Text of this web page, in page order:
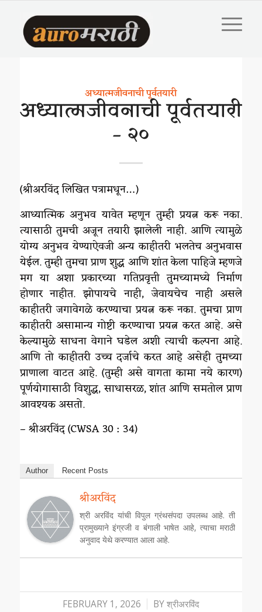
अध्यात्मजीवनाची पूर्वतयारी
अध्यात्मजीवनाची पूर्वतयारी
– २०
(श्रीअरविंद लिखित पत्रामधून…)
आध्यात्मिक अनुभव यावेत म्हणून तुम्ही प्रयत्न करू नका.
त्यासाठी तुमची अजून तयारी झालेली नाही. आणि त्यामुळे
योग्य अनुभव येण्याऐवजी अन्य काहीतरी भलतेच अनुभवास
येईल. तुम्ही तुमचा प्राण शुद्ध आणि शांत केला पाहिजे म्हणजे
मग या अशा प्रकारच्या गतिप्रवृत्ती तुमच्यामध्ये निर्माण
होणार नाहीत. झोपायचे नाही, जेवायचेच नाही असले
काहीतरी जगावेगळे करण्याचा प्रयत्न करू नका. तुमचा प्राण
काहीतरी असामान्य गोष्टी करण्याचा प्रयत्न करत आहे. असे
केल्यामुळे साधना वेगाने घडेल अशी त्याची कल्पना आहे.
आणि तो काहीतरी उच्च दर्जाचे करत आहे असेही तुमच्या
प्राणाला वाटत आहे. (तुम्ही असे वागता कामा नये कारण)
पूर्णयोगासाठी विशुद्ध, साधासरळ, शांत आणि समतोल प्राण
आवश्यक असतो.
– श्रीअरविंद (CWSA 30 : 34)
Author Recent Posts
श्रीअरविंद
श्री अरविंद यांची विपुल ग्रंथसंपदा उपलब्ध आहे. ती
प्रामुख्याने इंग्रजी व बंगाली भाषेत आहे, त्याचा मराठी
अनुवाद येथे करण्यात आला आहे.
FEBRUARY 1, 2026
/ BYश्रीअरविंद